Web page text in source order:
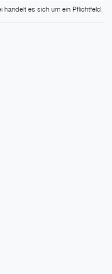
handelt es sich um ein Pflichtfeld.